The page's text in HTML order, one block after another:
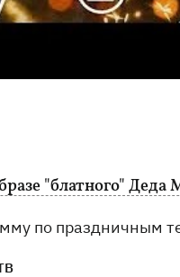
"блатного" Деда
по праздничным